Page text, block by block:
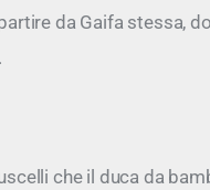
da Gaifa stessa,
che il duca da